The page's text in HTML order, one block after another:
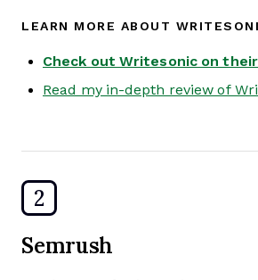
LEARN MORE ABOUT
Check out Writesonic on
Read my in-depth review of
2
Semrush